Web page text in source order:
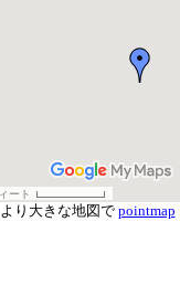
より大きな地図で pointmap